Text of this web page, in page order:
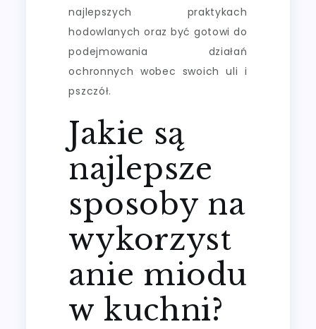
najlepszych praktykach
hodowlanych oraz być gotowi do
podejmowania działań
ochronnych wobec swoich uli i
pszczół.
Jakie są
najlepsze
sposoby na
wykorzyst
anie miodu
w kuchni?